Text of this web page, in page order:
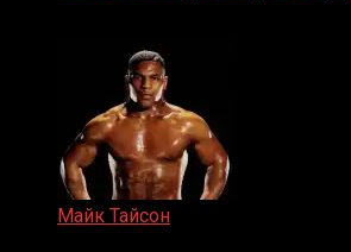
Майк Тайсон